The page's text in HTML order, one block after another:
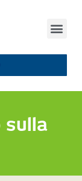
sulla